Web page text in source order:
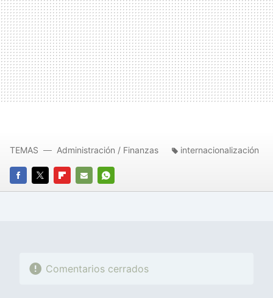
FACEBOOK
TWITTERFLIPBOARD
E-
WHATSAPP
TEMAS Administración / Finanzas internacionalización
Comentarios cerrados